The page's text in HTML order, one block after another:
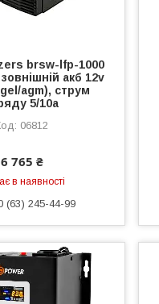
brsw-lfp-1000
акб 12v
agm), струм
5/10a
06812
6 765 ₴
в наявності
(63) 245-44-99